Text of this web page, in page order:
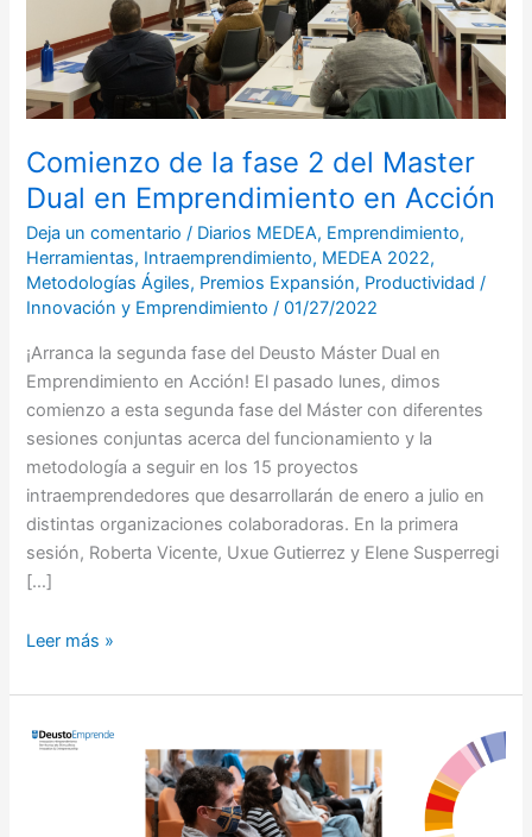
Comienzo de la fase 2 del Master
Dual en Emprendimiento en Acción
Deja un comentario / Diarios MEDEA, Emprendimiento,
Herramientas, Intraemprendimiento, MEDEA 2022,
Metodologías Ágiles, Premios Expansión, Productividad /
Innovación y Emprendimiento/01/27/2022
¡Arranca la segunda fase del Deusto Máster Dual en
Emprendimiento en Acción! El pasado lunes, dimos
comienzo a esta segunda fase del Máster con diferentes
sesiones conjuntas acerca del funcionamiento y la
metodología a seguir en los 15 proyectos
intraemprendedores que desarrollarán de enero a julio en
distintas organizaciones colaboradoras. En la primera
sesión, Roberta Vicente, Uxue Gutierrez y Elene Susperregi
[…]
Master
Dual
en
en
Acción
Leer más »
Taller